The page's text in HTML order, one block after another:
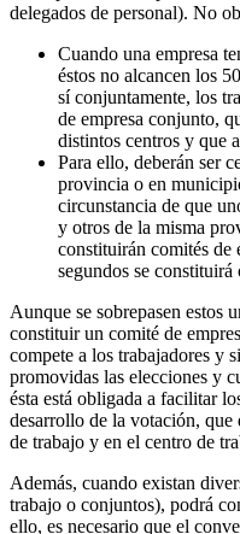
delegados de personal). No
Cuando una empresa
éstos no alcancen los
sí conjuntamente, los
de empresa conjunto,
distintos centros y que
Para ello, deberán ser
provincia o en
circunstancia de que
y otros de la misma
constituirán comités de
segundos se constituirá
Aunque se sobrepasen estos
constituir un comité de
compete a los trabajadores y
promovidas las elecciones y
ésta está obligada a facilitar
desarrollo de la votación, que
de trabajo y en el centro de
Además, cuando existan
trabajo o conjuntos), podrá
ello, es necesario que el